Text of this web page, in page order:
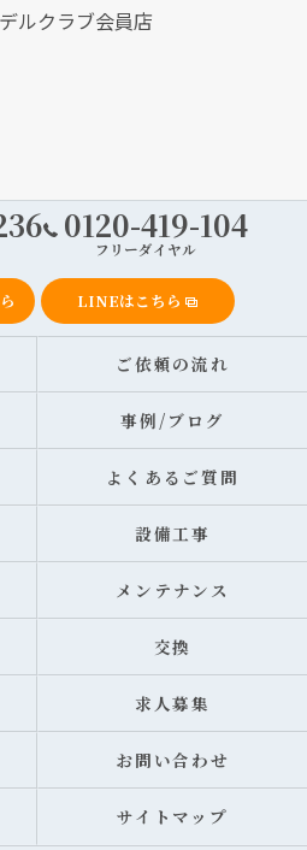
ルクラブ会員店
0120-419-104
フリーダイヤル
LINEはこちら
ご依頼の流れ
事例/ブログ
よくあるご質問
設備工事
メンテナンス
交換
求人募集
お問い合わせ
サイトマップ